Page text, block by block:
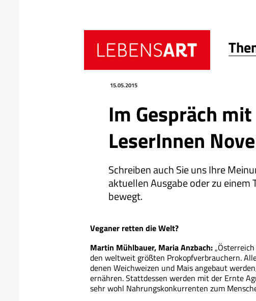
Im Gespräch
LeserInnen
Schreiben auch Sie uns Ihre
aktuellen Ausgabe oder zu einem
bewegt.
15.05.2015
Veganer retten die Welt?
Martin Mühlbauer, Maria Anzbach:
den weltweit größten Prokopfverbrauchern.
denen Weichweizen und Mais angebaut
ernähren. Stattdessen werden mit der Ernte
sehr wohl Nahrungskonkurrenten zum